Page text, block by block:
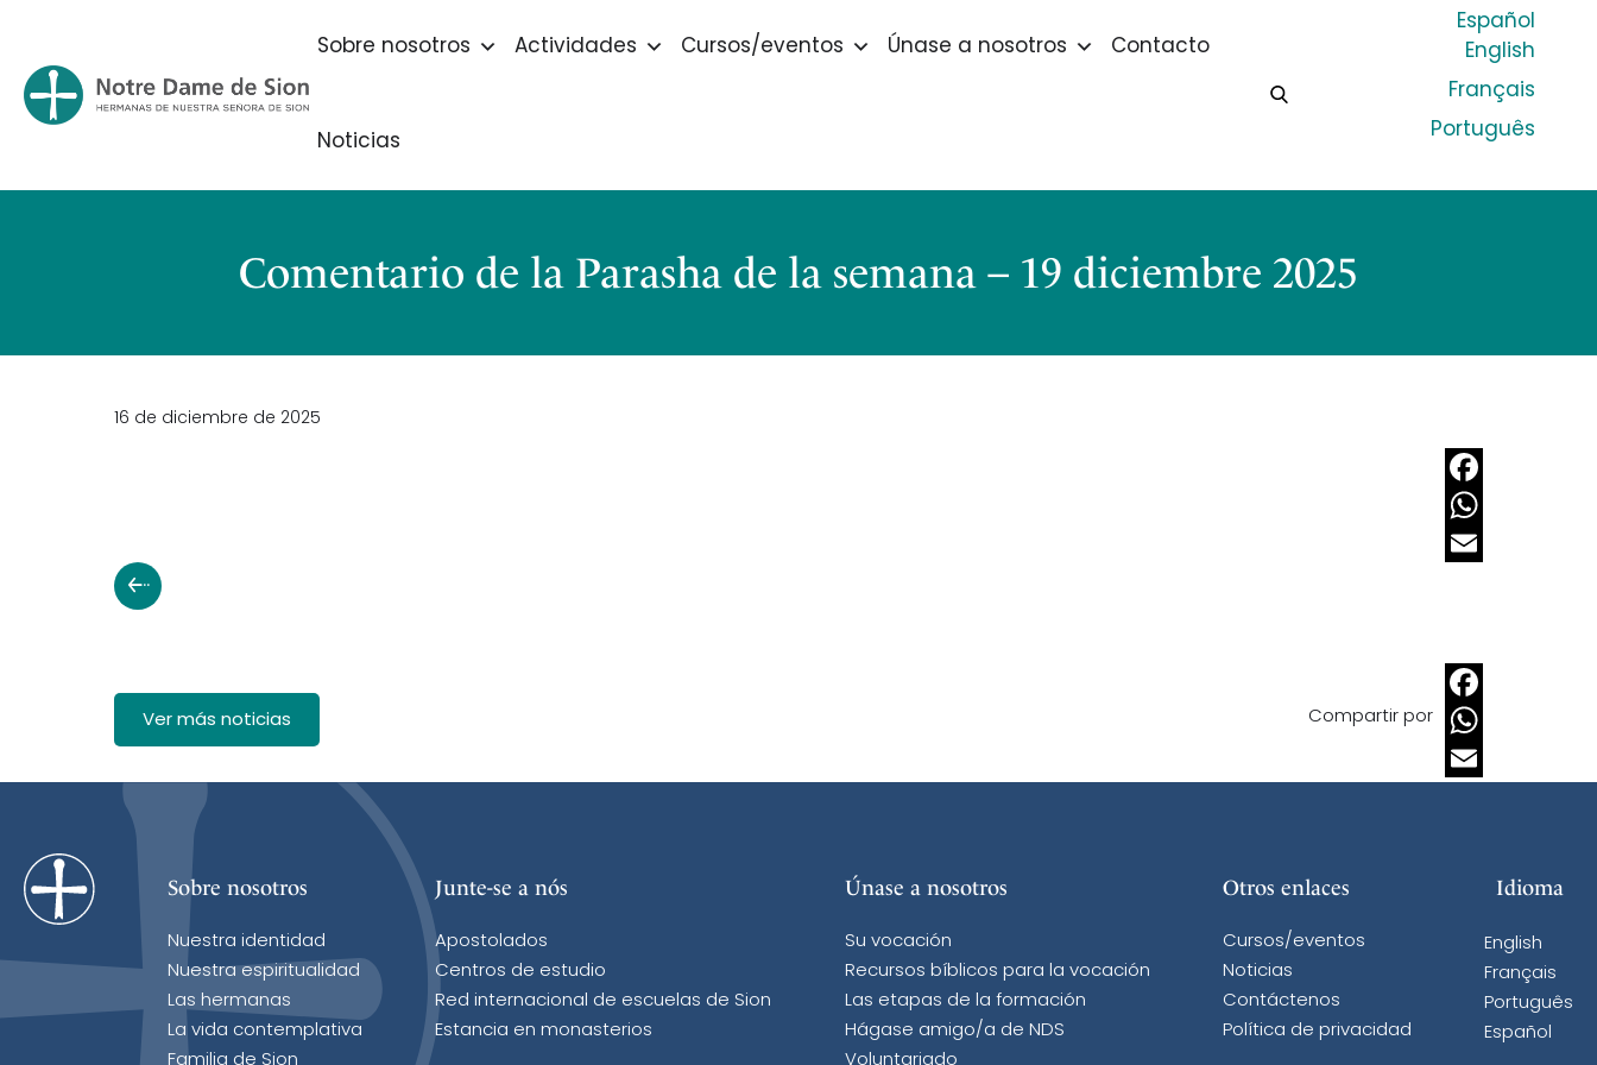
Sobre nosotros Actividades Cursos/eventos Únase a nosotros Contacto
Noticias
Español
English
Français
Português
Comentario de la Parasha de la semana – 19 diciembre 2025
16 de diciembre de 2025
Facebook
WhatsApp
Ver más noticias Compartir por
Facebook
WhatsApp
Sobre nosotros
Nuestra identidad
Nuestra espiritualidad
Las hermanas
La vida contemplativa
Familia de Sion
Junte-se a nós
Apostolados
Centros de estudio
Red internacional de escuelas de Sion
Estancia en monasterios
Únase a nosotros
Su vocación
Recursos bíblicos para la vocación
Las etapas de la formación
Hágase amigo/a de NDS
Voluntariado
Otros enlaces
Cursos/eventos
Noticias
Contáctenos
Política de privacidad
Idioma
English
Français
Português
Español